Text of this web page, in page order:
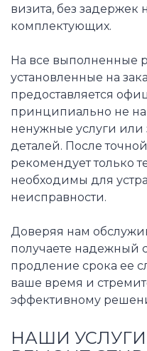
визита, без задержек
комплектующих.
На все выполненные
установленные на
предоставляется
принципиально не
ненужные услуги
деталей. После
рекомендует только
необходимы для
неисправности.
Доверяя нам
получаете надежный
продление срока ее
ваше время и
эффективному
НАШИ